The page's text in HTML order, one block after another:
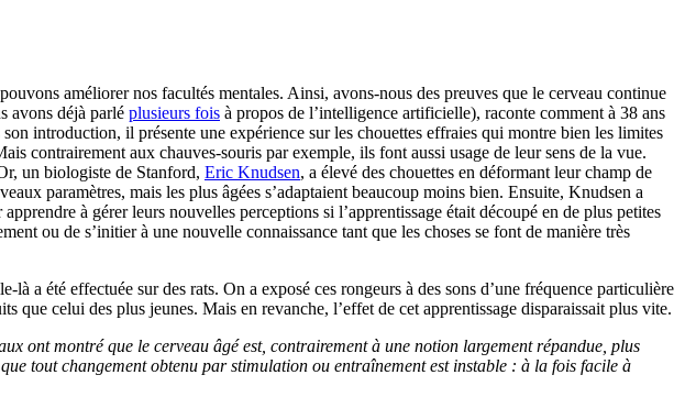
améliorer nos facultés mentales. Ainsi, avons-nous des preuves que le cerveau continue
avons déjà parlé plusieurs fois à propos de l’intelligence artificielle), raconte comment à 38 ans
introduction, il présente une expérience sur les chouettes effraies qui montre bien les limites
contrairement aux chauves-souris par exemple, ils font aussi usage de leur sens de la vue.
un biologiste de Stanford, Eric Knudsen, a élevé des chouettes en déformant leur champ de
paramètres, mais les plus âgées s’adaptaient beaucoup moins bien. Ensuite, Knudsen a
à gérer leurs nouvelles perceptions si l’apprentissage était découpé en de plus petites
ou de s’initier à une nouvelle connaissance tant que les choses se font de manière très
a été effectuée sur des rats. On a exposé ces rongeurs à des sons d’une fréquence particulière
que celui des plus jeunes. Mais en revanche, l’effet de cet apprentissage disparaissait plus vite.
ont montré que le cerveau âgé est, contrairement à une notion largement répandue, plus
tout changement obtenu par stimulation ou entraînement est instable : à la fois facile à